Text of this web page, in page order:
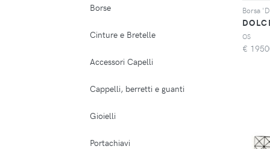
Borsa
OS
€
Borse
Cinture e Bretelle
Accessori Capelli
Cappelli, berretti e guanti
Gioielli
Portachiavi